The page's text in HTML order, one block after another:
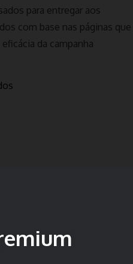
para entregar aos
com base nas páginas que
da campanha